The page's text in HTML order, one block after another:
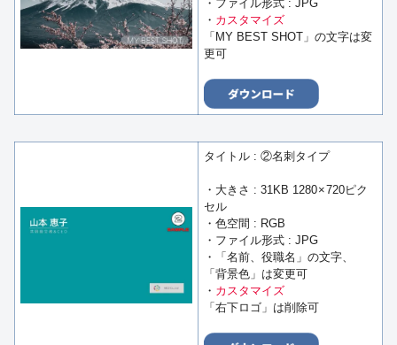
・ファイル形式 : JPG
・ カスタマイズ
「MY BEST SHOT」の文字は変
更可
タイトル : ②名刺タイプ
・大きさ : 31KB 1280 × 720ピク
セル
・色空間 : RGB
・ファイル形式 : JPG
・「名前、役職名」の文字、
「背景色」は変更可
・ カスタマイズ
「右下ロゴ」は削除可